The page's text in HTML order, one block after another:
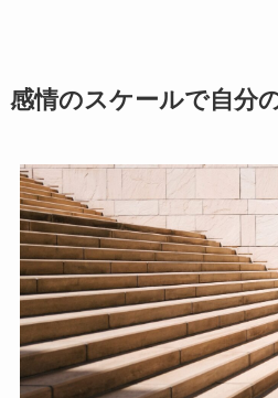
感情のスケールで自分